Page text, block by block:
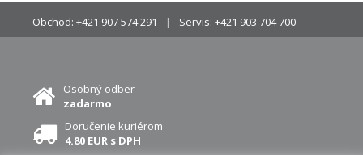
Obchod: +421 907 574 291 Servis: +421 903 704 700
Osobný odber
zadarmo
Doručenie kuriérom
4.80 EUR s DPH